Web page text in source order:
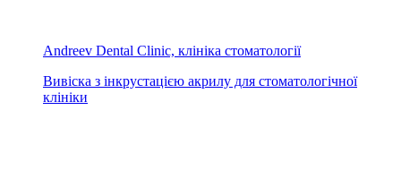
Andreev Dental Clinic, клініка стоматології
Вивіска з інкрустацією акрилу для стоматологічної
клініки